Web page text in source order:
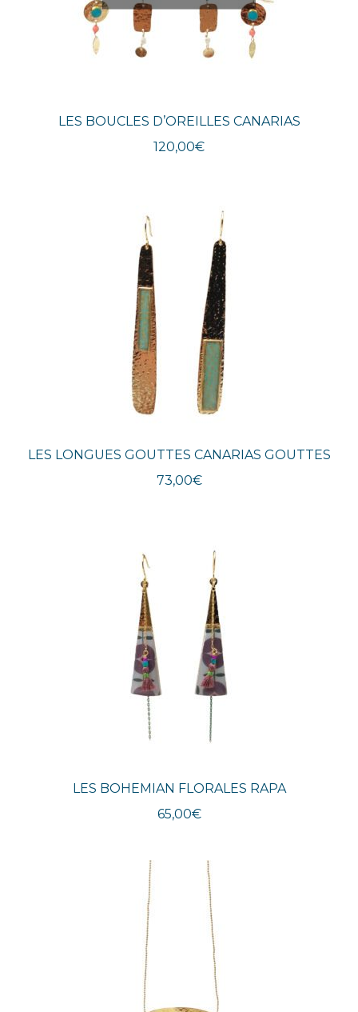
LES BOUCLES D’OREILLES CANARIAS
120,00€
LES LONGUES GOUTTES CANARIAS GOUTTES
73,00€
LES BOHEMIAN FLORALES RAPA
65,00€